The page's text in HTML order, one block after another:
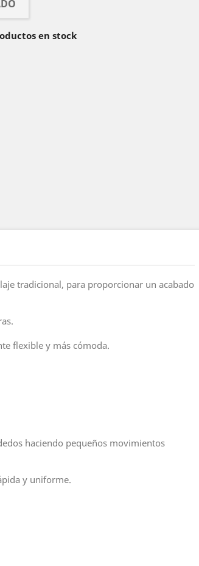
en stock
tradicional, para proporcionar un acabado
flexible y más cómoda.
haciendo pequeños movimientos
y uniforme.